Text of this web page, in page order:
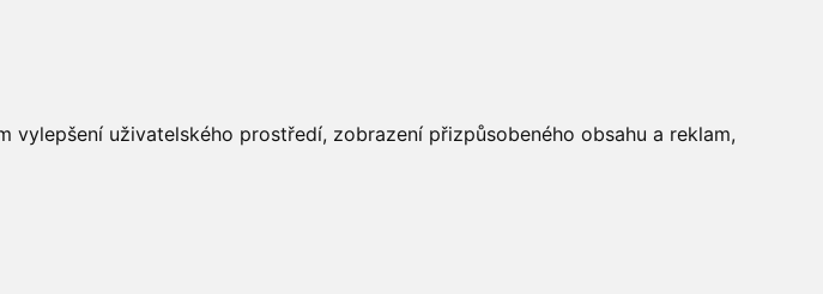
uživatelského prostředí, zobrazení přizpůsobeného obsahu a reklam,